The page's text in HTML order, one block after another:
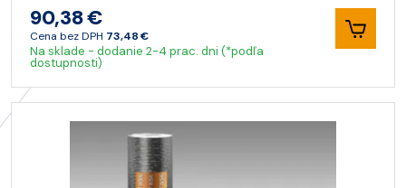
90,38 €
Cena bez DPH 73,48 €
Na sklade - dodanie 2-4 prac. dni (*podľa
dostupnosti)